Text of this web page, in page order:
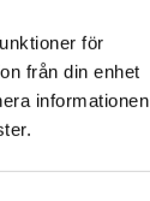
för
från din enhet
informationen